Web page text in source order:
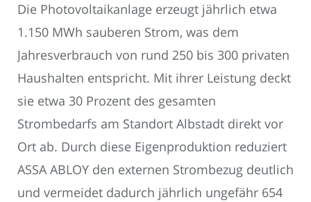
Die Photovoltaikanlage erzeugt jährlich etwa
1.150 MWh sauberen Strom, was dem
Jahresverbrauch von rund 250 bis 300 privaten
Haushalten entspricht. Mit ihrer Leistung deckt
sie etwa 30 Prozent des gesamten
Strombedarfs am Standort Albstadt direkt vor
Ort ab. Durch diese Eigenproduktion reduziert
ASSA ABLOY den externen Strombezug deutlich
und vermeidet dadurch jährlich ungefähr 654